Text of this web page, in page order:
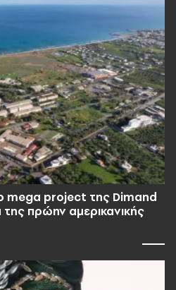
mega project της Dimand
της πρώην αμερικανικής